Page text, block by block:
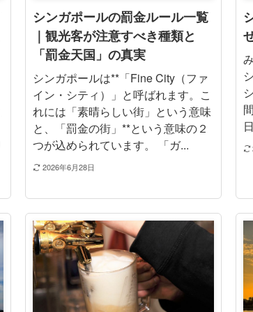
シンガポールの罰金ルール一覧
｜観光客が注意すべき種類と
「罰金天国」の真実
シンガポールは**「Fine City（ファ
イン・シティ）」と呼ばれます。こ
れには「素晴らしい街」という意味
と、「罰金の街」**という意味の２
つが込められています。 「ガ...
2026年6月28日